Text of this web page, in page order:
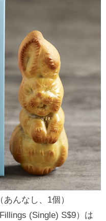
んなし、1個）
(Single) S$9）は